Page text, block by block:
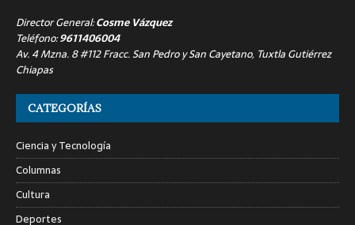
Director General:Cosme Vázquez
Teléfono:9611406004
Av. 4 Mzna. 8 #112 Fracc. San Pedro y San Cayetano, Tuxtla Gutiérrez
Chiapas
CATEGORÍAS
Ciencia y Tecnología
Columnas
Cultura
Deportes